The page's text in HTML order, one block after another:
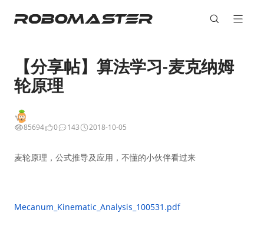
【分享帖】算法学习-麦克纳姆
轮原理
85694 0 143 2018-10-05
麦轮原理，公式推导及应用，不懂的小伙伴看过来
Mecanum_Kinematic_Analysis_100531.pdf